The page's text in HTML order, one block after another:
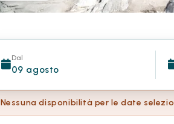
Dal
09 agosto
Nessuna disponibilità per le date